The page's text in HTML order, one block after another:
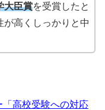
大臣賞を受賞したと
が高くしっかりと中
高校受験への対応